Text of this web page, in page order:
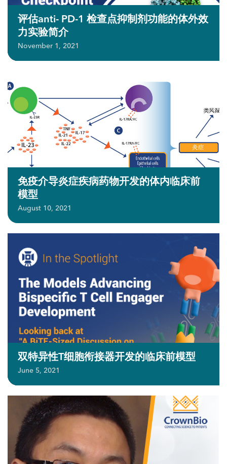
评估anti- PD-1 检查点抑制剂功能的体外效
力实验简介
November 1, 2021
免疫介导炎症疾病药物开发的体内临床前
模型
August 10, 2021
双特异性T细胞衔接器开发的临床前模型
June 5, 2021